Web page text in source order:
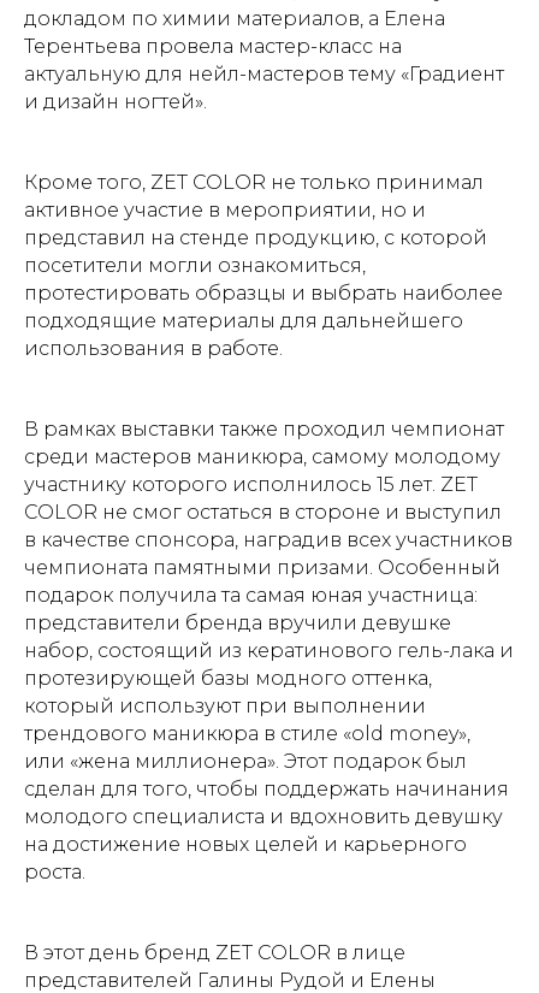
докладом по химии материалов, а Елена
Терентьева провела мастер-класс на
актуальную для нейл-мастеров тему «Градиент
и дизайн ногтей».
Кроме того, ZET COLOR не только принимал
активное участие в мероприятии, но и
представил на стенде продукцию, с которой
посетители могли ознакомиться,
протестировать образцы и выбрать наиболее
подходящие материалы для дальнейшего
использования в работе.
В рамках выставки также проходил чемпионат
среди мастеров маникюра, самому молодому
участнику которого исполнилось 15 лет. ZET
COLOR не смог остаться в стороне и выступил
в качестве спонсора, наградив всех участников
чемпионата памятными призами. Особенный
подарок получила та самая юная участница:
представители бренда вручили девушке
набор, состоящий из кератинового гель-лака и
протезирующей базы модного оттенка,
который используют при выполнении
трендового маникюра в стиле «old money»,
или «жена миллионера». Этот подарок был
сделан для того, чтобы поддержать начинания
молодого специалиста и вдохновить девушку
на достижение новых целей и карьерного
роста.
В этот день бренд ZET COLOR в лице
представителей Галины Рудой и Елены